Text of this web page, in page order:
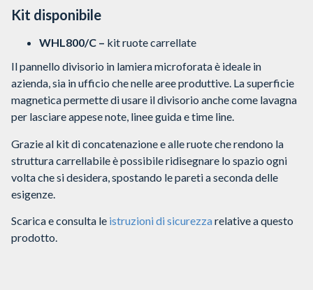
Kit disponibile
WHL800/C – kit ruote carrellate
Il pannello divisorio in lamiera microforata è ideale in
azienda, sia in ufficio che nelle aree produttive. La superficie
magnetica permette di usare il divisorio anche come lavagna
per lasciare appese note, linee guida e time line.
Grazie al kit di concatenazione e alle ruote che rendono la
struttura carrellabile è possibile ridisegnare lo spazio ogni
volta che si desidera, spostando le pareti a seconda delle
esigenze.
Scarica e consulta le istruzioni di sicurezzarelative a questo
prodotto.